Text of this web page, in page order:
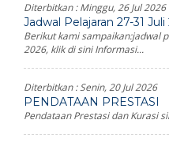
Diterbitkan :Minggu, 26 Jul 2026
Jadwal Pelajaran 27-31 Juli
Berikut kami sampaikan:jadwal
2026, klik di sini Informasi...
Diterbitkan :Senin, 20 Jul 2026
PENDATAAN PRESTASI
Pendataan Prestasi dan Kurasi